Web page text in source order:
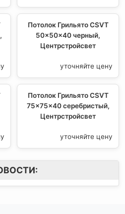
Потолок Грильято CSVT
50x50x40 черный,
Центрстройсвет
уточняйте цену
Потолок Грильято CSVT
75x75x40 серебристый,
Центрстройсвет
уточняйте цену